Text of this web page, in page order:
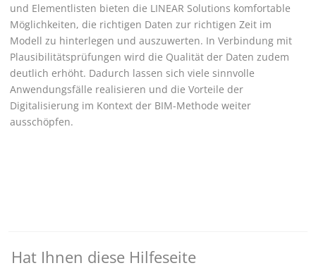
und Elementlisten bieten die LINEAR Solutions komfortable
Möglichkeiten, die richtigen Daten zur richtigen Zeit im
Modell zu hinterlegen und auszuwerten. In Verbindung mit
Plausibilitätsprüfungen wird die Qualität der Daten zudem
deutlich erhöht. Dadurch lassen sich viele sinnvolle
Anwendungsfälle realisieren und die Vorteile der
Digitalisierung im Kontext der BIM-Methode weiter
ausschöpfen.
Hat Ihnen diese Hilfeseite